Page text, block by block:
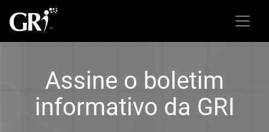
Assine o boletim
informativo da GRI